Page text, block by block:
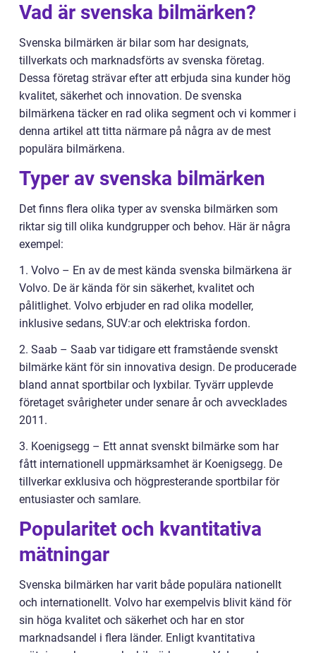
Vad är svenska bilmärken?
Svenska bilmärken är bilar som har designats,
tillverkats och marknadsförts av svenska företag.
Dessa företag strävar efter att erbjuda sina kunder hög
kvalitet, säkerhet och innovation. De svenska
bilmärkena täcker en rad olika segment och vi kommer i
denna artikel att titta närmare på några av de mest
populära bilmärkena.
Typer av svenska bilmärken
Det finns flera olika typer av svenska bilmärken som
riktar sig till olika kundgrupper och behov. Här är några
exempel:
1. Volvo – En av de mest kända svenska bilmärkena är
Volvo. De är kända för sin säkerhet, kvalitet och
pålitlighet. Volvo erbjuder en rad olika modeller,
inklusive sedans, SUV:ar och elektriska fordon.
2. Saab – Saab var tidigare ett framstående svenskt
bilmärke känt för sin innovativa design. De producerade
bland annat sportbilar och lyxbilar. Tyvärr upplevde
företaget svårigheter under senare år och avvecklades
2011.
3. Koenigsegg – Ett annat svenskt bilmärke som har
fått internationell uppmärksamhet är Koenigsegg. De
tillverkar exklusiva och högpresterande sportbilar för
entusiaster och samlare.
Popularitet och kvantitativa
mätningar
Svenska bilmärken har varit både populära nationellt
och internationellt. Volvo har exempelvis blivit känd för
sin höga kvalitet och säkerhet och har en stor
marknadsandel i flera länder. Enligt kvantitativa